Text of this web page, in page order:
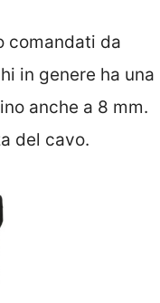
comandati da
in genere ha una
anche a 8 mm.
del cavo.